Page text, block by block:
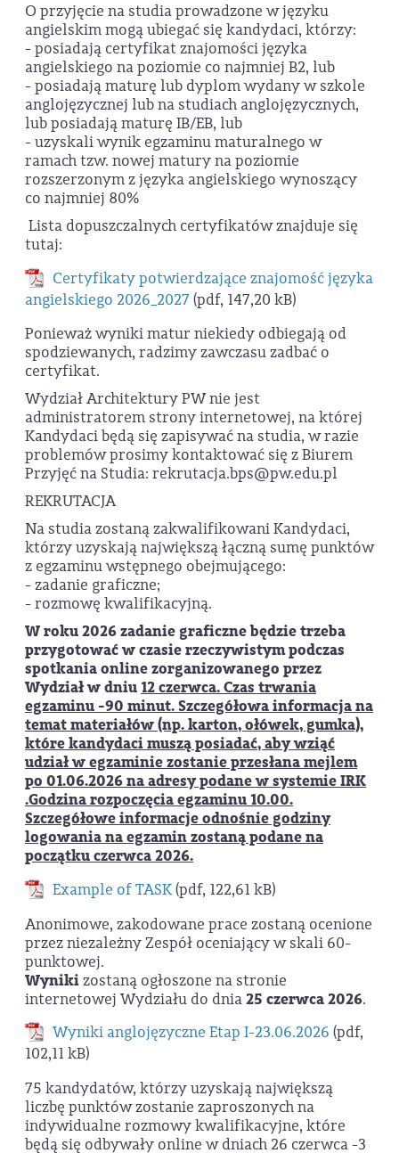
O przyjęcie na studia prowadzone w języku
angielskim mogą ubiegać się kandydaci, którzy:
- posiadają certyfikat znajomości języka
angielskiego na poziomie co najmniej B2, lub
- posiadają maturę lub dyplom wydany w szkole
anglojęzycznej lub na studiach anglojęzycznych,
lub posiadają maturę IB/EB, lub
- uzyskali wynik egzaminu maturalnego w
ramach tzw. nowej matury na poziomie
rozszerzonym z języka angielskiego wynoszący
co najmniej 80%
Lista dopuszczalnych certyfikatów znajduje się
tutaj:
Certyfikaty potwierdzające znajomość języka
angielskiego 2026_2027 (pdf, 147,20 kB)
Ponieważ wyniki matur niekiedy odbiegają od
spodziewanych, radzimy zawczasu zadbać o
certyfikat.
Wydział Architektury PW nie jest
administratorem strony internetowej, na której
Kandydaci będą się zapisywać na studia, w razie
problemów prosimy kontaktować się z Biurem
Przyjęć na Studia: rekrutacja.bps@pw.edu.pl
REKRUTACJA
Na studia zostaną zakwalifikowani Kandydaci,
którzy uzyskają największą łączną sumę punktów
z egzaminu wstępnego obejmującego:
- zadanie graficzne;
- rozmowę kwalifikacyjną.
W roku 2026 zadanie graficzne będzie trzeba
przygotować w czasie rzeczywistym podczas
spotkania online zorganizowanego przez
Wydział w dniu 12 czerwca. Czas trwania
egzaminu -90 minut. Szczegółowa informacja na
temat materiałów (np. karton, ołówek, gumka),
które kandydaci muszą posiadać, aby wziąć
udział w egzaminie zostanie przesłana mejlem
po 01.06.2026na adresy podane w systemie IRK
.Godzina rozpoczęcia egzaminu 10.00.
Szczegółowe informacje odnośnie godziny
logowania na egzamin zostaną podane na
początku czerwca 2026.
Example of TASK(pdf, 122,61 kB)
Anonimowe, zakodowane prace zostaną ocenione
przez niezależny Zespół oceniający w skali 60-
punktowej.
Wynikizostaną ogłoszone na stronie
internetowej Wydziału do dnia25 czerwca 2026.
Wyniki anglojęzyczne Etap I-23.06.2026 (pdf,
102,11 kB)
75 kandydatów, którzy uzyskają największą
liczbę punktów zostanie zaproszonych na
indywidualne rozmowy kwalifikacyjne, które
będą się odbywały online w dniach 26 czerwca -3